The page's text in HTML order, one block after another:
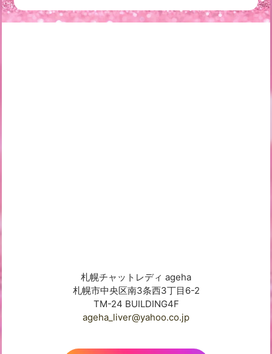
札幌チャットレディ ageha
札幌市中央区南3条西3丁目6-2
TM-24 BUILDING4F
ageha_liver@yahoo.co.jp